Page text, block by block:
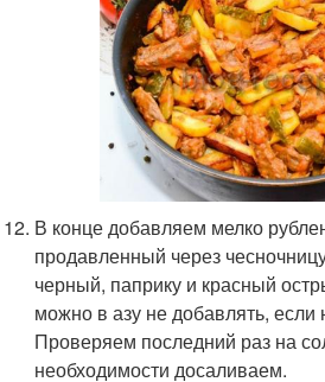
В конце добавляем мелко
продавленный через
черный, паприку и красный
можно в азу не добавлять, если
Проверяем последний раз на
необходимости досаливаем.